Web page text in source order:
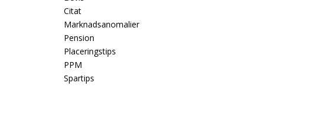
Citat
Marknadsanomalier
Pension
Placeringstips
PPM
Spartips